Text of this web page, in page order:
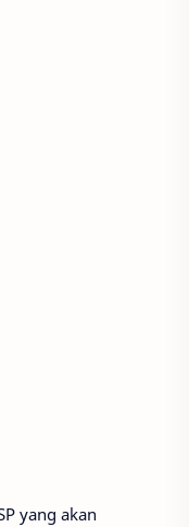
yang akan